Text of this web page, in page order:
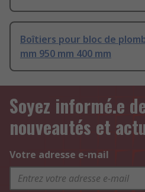
Boîtiers pour bloc de
mm 950 mm 400 mm
Soyez informé.e
nouveautés et
Votre adresse e-mail